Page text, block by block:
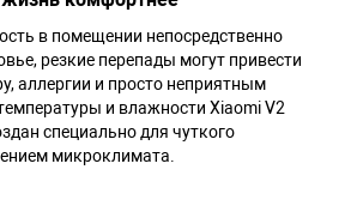
в помещении непосредственно
резкие перепады могут привести
аллергии и просто неприятным
и влажности Xiaomi V2
специально для чуткого
микроклимата.